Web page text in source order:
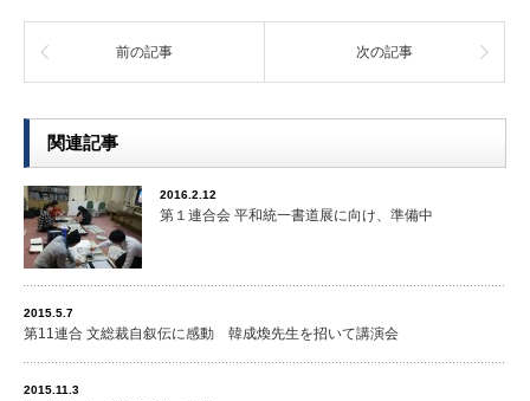
前の記事 次の記事
関連記事
2016.2.12
第１連合会 平和統一書道展に向け、準備中
2015.5.7
第11連合 文総裁自叙伝に感動 韓成煥先生を招いて講演会
2015.11.3